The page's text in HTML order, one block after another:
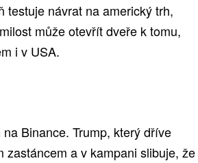
testuje návrat na americký trh,
může otevřít dveře k tomu,
i v USA.
Binance. Trump, který dříve
zastáncem a v kampani slibuje, že